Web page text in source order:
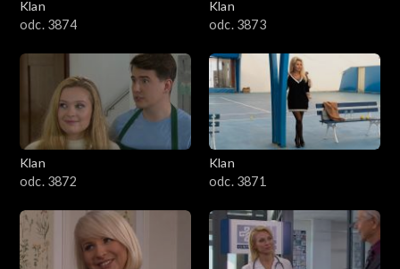
Klan
odc. 3874
Klan
odc. 3873
Klan
odc. 3872
Klan
odc. 3871